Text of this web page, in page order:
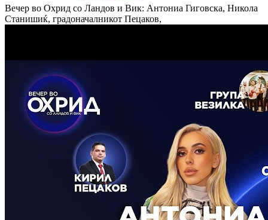
Вечер во Охрид со Ландов и Вик: Антониа Гиговска, Никола
Станишиќ, градоначалникот Пецаков,